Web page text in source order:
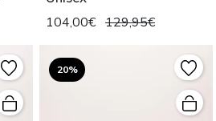
104,00€ 129,95€
20%